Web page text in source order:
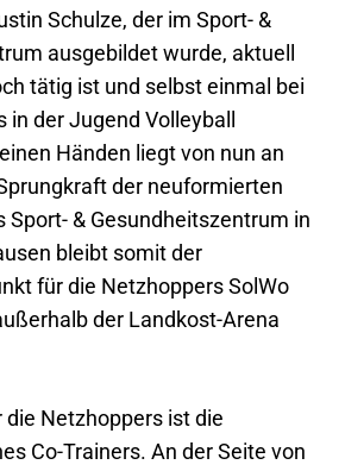
Schulze, der im Sport- &
ausgebildet wurde, aktuell
tätig ist und selbst einmal bei
der Jugend Volleyball
Händen liegt von nun an
der neuformierten
Sport- & Gesundheitszentrum in
bleibt somit der
für die Netzhoppers SolWo
der Landkost-Arena
Netzhoppers ist die
Co-Trainers. An der Seite von